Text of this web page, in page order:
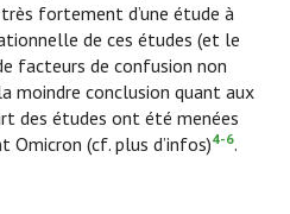
fortement d’une étude à
de ces études (et le
facteurs de confusion non
moindre conclusion quant aux
des études ont été menées
Omicron (cf. plus d’infos)4-6.